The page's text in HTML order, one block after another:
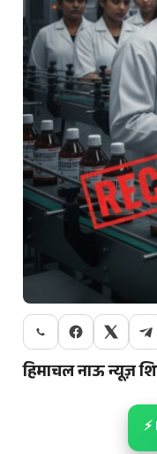
हिमाचल नाऊ न्यूज़